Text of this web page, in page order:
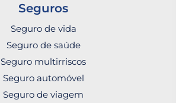
Seguros
Seguro de vida
Seguro de saúde
Seguro multirriscos
Seguro automóvel
Seguro de viagem